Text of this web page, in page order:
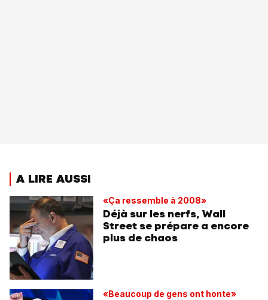
A LIRE AUSSI
«Ça ressemble à 2008»
Déjà sur les nerfs, Wall
Street se prépare a encore
plus de chaos
«Beaucoup de gens ont honte»